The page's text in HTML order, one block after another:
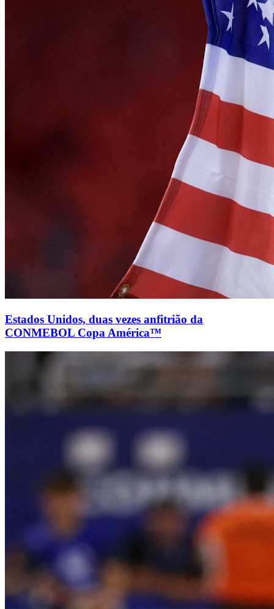
Estados Unidos, duas vezes anfitrião da
CONMEBOL Copa América™